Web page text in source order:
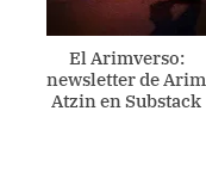
El Arimverso:
newsletter de Arim
Atzin en Substack